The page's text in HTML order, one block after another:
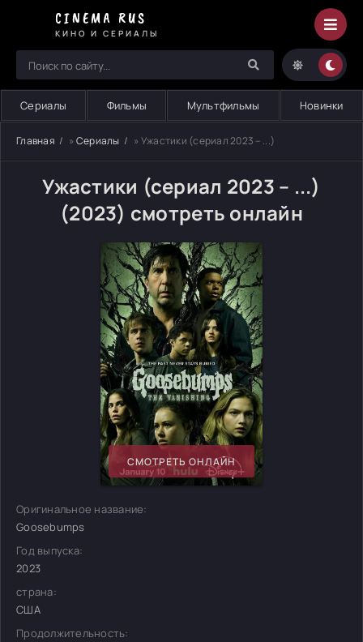
CINEMA RUS
КИНО И СЕРИАЛЫ
Сериалы Фильмы Мультфильмы Новинки
Главная » Сериалы » Ужастики (сериал 2023 – ...)
Ужастики (сериал 2023 – ...)
(2023) смотреть онлайн
СМОТРЕТЬ ОНЛАЙН
Оригинальное название:
Goosebumps
Год выпуска:
2023
страна:
США
Продолжительность: